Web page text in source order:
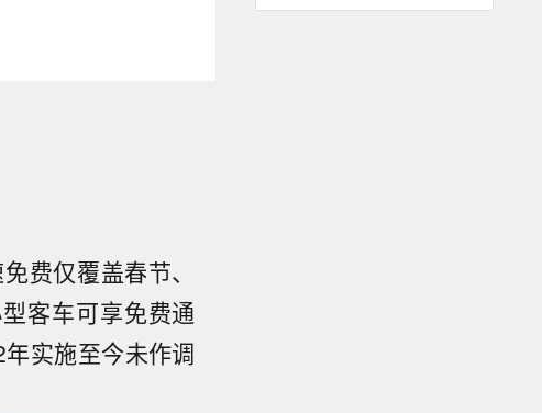
费仅覆盖春节、
客车可享免费通
实施至今未作调